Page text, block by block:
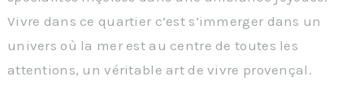
Vivre dans ce quartier c’est s’immerger dans un
univers où la mer est au centre de toutes les
attentions, un véritable art de vivre provençal.